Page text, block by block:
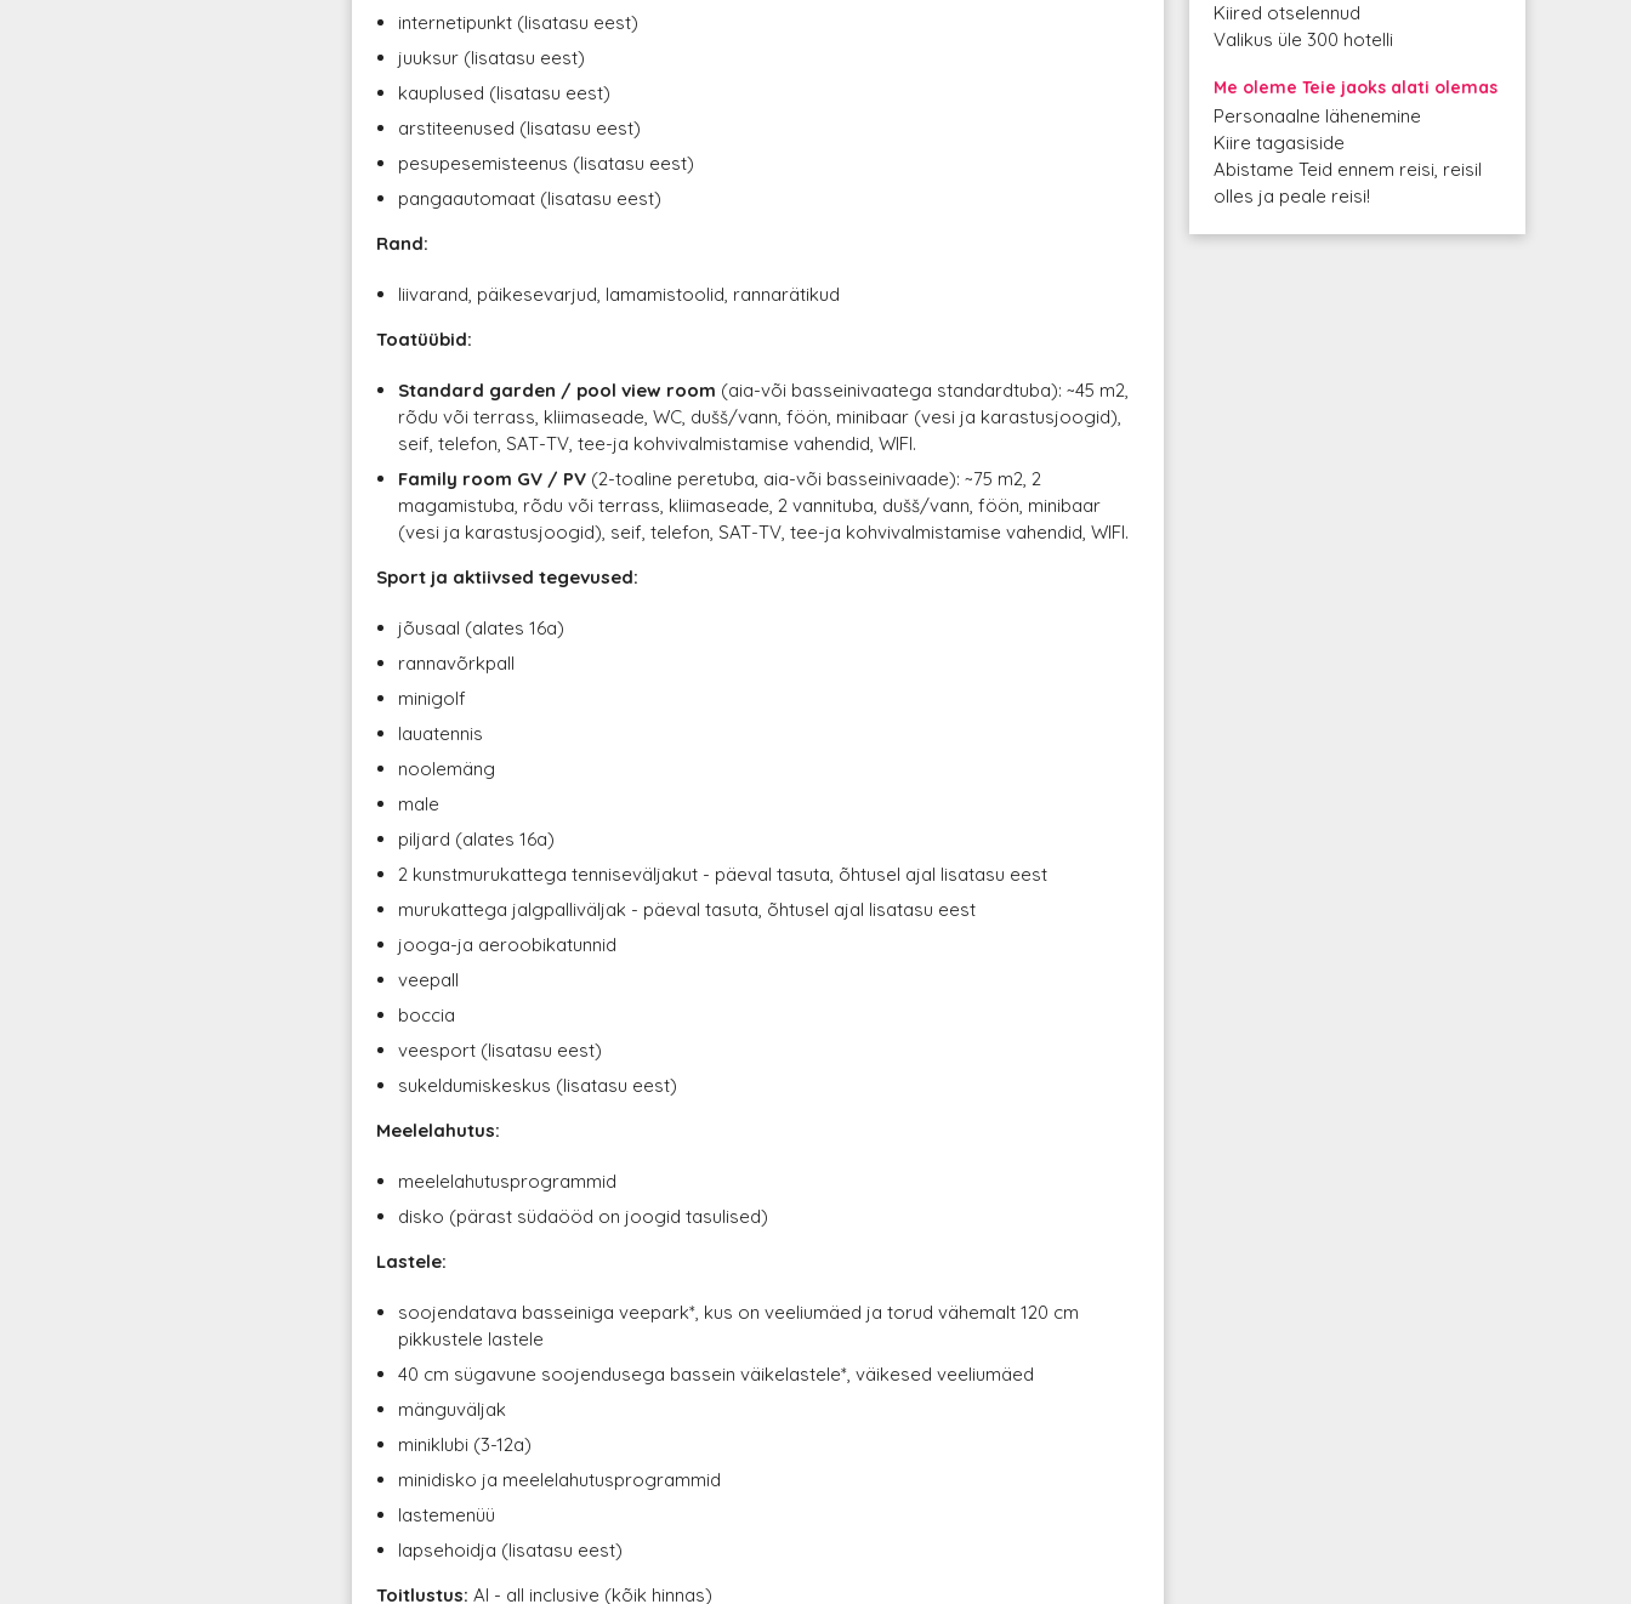
internetipunkt (lisatasu eest)
juuksur (lisatasu eest)
kauplused (lisatasu eest)
arstiteenused (lisatasu eest)
pesupesemisteenus (lisatasu eest)
pangaautomaat (lisatasu eest)
Rand:
liivarand, päikesevarjud, lamamistoolid, rannarätikud
Toatüübid:
Standard garden / pool view room (aia-või basseinivaatega standardtuba): ~45 m2,
rõdu või terrass, kliimaseade, WC, dušš/vann, föön, minibaar (vesi ja karastusjoogid),
seif, telefon, SAT-TV, tee-ja kohvivalmistamise vahendid, WIFI.
Family room GV / PV (2-toaline peretuba, aia-või basseinivaade): ~75 m2, 2
magamistuba, rõdu või terrass, kliimaseade, 2 vannituba, dušš/vann, föön, minibaar
(vesi ja karastusjoogid), seif, telefon, SAT-TV, tee-ja kohvivalmistamise vahendid, WIFI.
Sport ja aktiivsed tegevused:
jõusaal (alates 16a)
rannavõrkpall
minigolf
lauatennis
noolemäng
male
piljard (alates 16a)
2 kunstmurukattega tenniseväljakut - päeval tasuta, õhtusel ajal lisatasu eest
murukattega jalgpalliväljak - päeval tasuta, õhtusel ajal lisatasu eest
jooga-ja aeroobikatunnid
veepall
boccia
veesport (lisatasu eest)
sukeldumiskeskus (lisatasu eest)
Meelelahutus:
meelelahutusprogrammid
disko (pärast südaööd on joogid tasulised)
Lastele:
soojendatava basseiniga veepark*, kus on veeliumäed ja torud vähemalt 120 cm
pikkustele lastele
40 cm sügavune soojendusega bassein väikelastele*, väikesed veeliumäed
mänguväljak
miniklubi (3-12a)
minidisko ja meelelahutusprogrammid
lastemenüü
lapsehoidja (lisatasu eest)
Toitlustus: AI - all inclusive (kõik hinnas)
Kiired otselennud
Valikus üle 300 hotelli
Me oleme Teie jaoks alati olemas
Personaalne lähenemine
Kiire tagasiside
Abistame Teid ennem reisi, reisil
olles ja peale reisi!